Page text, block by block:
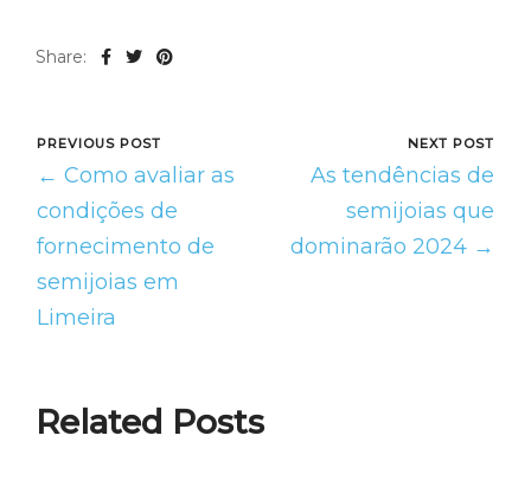
Share:
PREVIOUS POST
← Como avaliar as
condições de
fornecimento de
semijoias em
Limeira
NEXT POST
As tendências de
semijoias que
dominarão 2024 →
Related Posts